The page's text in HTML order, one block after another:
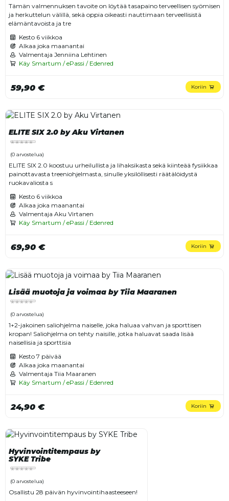
Tämän valmennuksen tavoite on löytää tasapaino terveellisen syömisen
ja herkuttelun välillä, sekä oppia oikeasti nauttimaan terveellisistä
elämäntavoista ja tre
Kesto 6 viikkoa
Alkaa joka maanantai
Valmentaja Jenniina Lehtinen
Käy Smartum / ePassi / Edenred
59,90 € Koriin
ELITE SIX 2.0 by Aku Virtanen
(0 arvostelua)
ELITE SIX 2.0 koostuu urheilullista ja lihaksikasta sekä kiinteää fysiikkaa
painottavasta treeniohjelmasta, sinulle yksilöllisesti räätälöidystä
ruokavaliosta s
Kesto 6 viikkoa
Alkaa joka maanantai
Valmentaja Aku Virtanen
Käy Smartum / ePassi / Edenred
69,90 € Koriin
Lisää muotoja ja voimaa by Tiia Maaranen
(0 arvostelua)
1+2-jakoinen saliohjelma naiselle, joka haluaa vahvan ja sporttisen
kropan! Saliohjelma on tehty naisille, jotka haluavat saada lisää
naisellisia ja sporttisia
Kesto 7 päivää
Alkaa joka maanantai
Valmentaja Tiia Maaranen
Käy Smartum / ePassi / Edenred
24,90 € Koriin
Hyvinvointitempaus by
SYKE Tribe
(0 arvostelua)
Osallistu 28 päivän hyvinvointihaasteeseen!